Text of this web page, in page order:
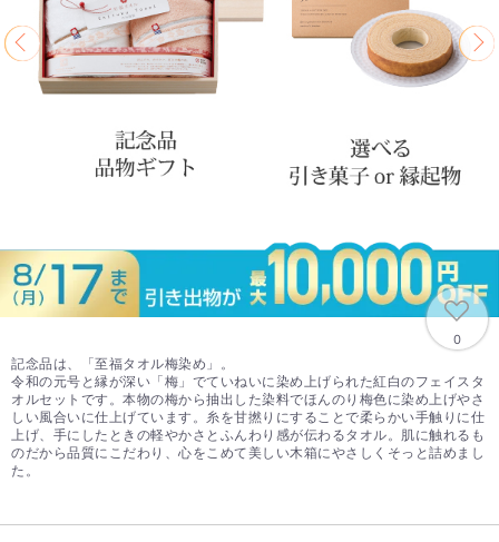
0
記念品は、「至福タオル梅染め」。
令和の元号と縁が深い「梅」でていねいに染め上げられた紅白のフェイスタ
オルセットです。本物の梅から抽出した染料でほんのり梅色に染め上げやさ
しい風合いに仕上げています。糸を甘撚りにすることで柔らかい手触りに仕
上げ、手にしたときの軽やかさとふんわり感が伝わるタオル。肌に触れるも
のだから品質にこだわり、心をこめて美しい木箱にやさしくそっと詰めまし
た。